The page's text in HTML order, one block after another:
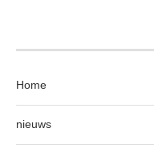
Home
nieuws